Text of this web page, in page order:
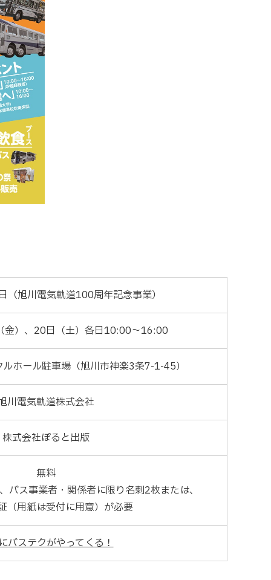
（旭川電気軌道100周年記念事業）
）、20日（土）各日10:00～16:00
ホール駐車場（旭川市神楽3条7-1-45）
川電気軌道株式会社
株式会社ぽると出版
無料
ス事業者・関係者に限り名刺2枚または、
（用紙は受付に用意）が必要
バステクがやってくる！